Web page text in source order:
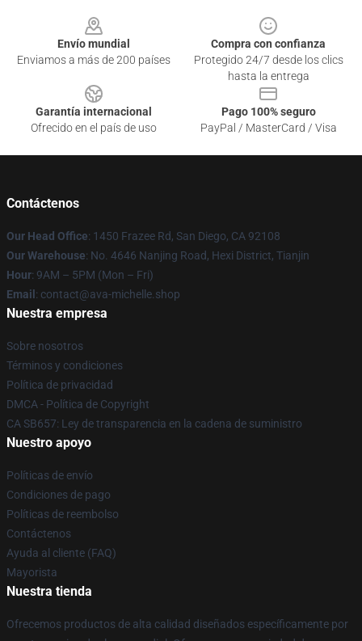
Envío mundial
Enviamos a más de 200 países
Compra con confianza
Protegido 24/7 desde los clics
hasta la entrega
Garantía internacional
Ofrecido en el país de uso
Pago 100% seguro
PayPal / MasterCard / Visa
Contáctenos
Our Head Office: 1450 Frazee Rd, San Diego, CA 92108
Our Warehouse: No. 4646 Nanjing Road, Hexi District, Tianjin
Hour: 9AM – 5PM (Mon – Fri)
Email : contact@ava-michelle.shop
Nuestra empresa
Sobre nosotros
Términos y condiciones
Política de privacidad
DMCA - Política de Copyright
CA SB657: Ley de transparencia en la cadena de suministro
Nuestro apoyo
Políticas de envío
Condiciones de pago
Políticas de reembolso
Contáctenos
Ayuda al cliente (FAQ)
Mayorista
Nuestra tienda
Ofrecemos productos de alta calidad diseñados específicamente por